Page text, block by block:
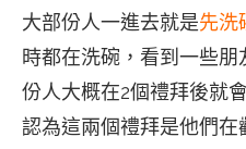
大部份人一進去就是先洗
時都在洗碗，看到一些
份人大概在2個禮拜後就
認為這兩個禮拜是他們